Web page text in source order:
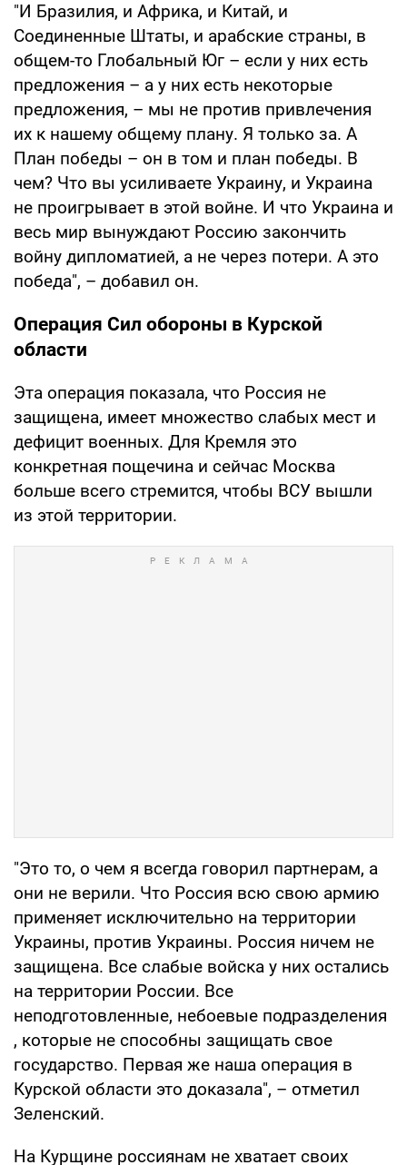
"И Бразилия, и Африка, и Китай, и
Соединенные Штаты, и арабские страны, в
общем-то Глобальный Юг – если у них есть
предложения – а у них есть некоторые
предложения, – мы не против привлечения
их к нашему общему плану. Я только за. А
План победы – он в том и план победы. В
чем? Что вы усиливаете Украину, и Украина
не проигрывает в этой войне. И что Украина и
весь мир вынуждают Россию закончить
войну дипломатией, а не через потери. А это
победа", – добавил он.
Операция Сил обороны в Курской
области
Эта операция показала, что Россия не
защищена, имеет множество слабых мест и
дефицит военных. Для Кремля это
конкретная пощечина и сейчас Москва
больше всего стремится, чтобы ВСУ вышли
из этой территории.
"Это то, о чем я всегда говорил партнерам, а
они не верили. Что Россия всю свою армию
применяет исключительно на территории
Украины, против Украины. Россия ничем не
защищена. Все слабые войска у них остались
на территории России. Все
неподготовленные, небоевые подразделения
, которые не способны защищать свое
государство. Первая же наша операция в
Курской области это доказала", – отметил
Зеленский.
На Курщине россиянам не хватает своих